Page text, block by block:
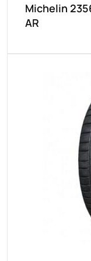
Michelin
AR